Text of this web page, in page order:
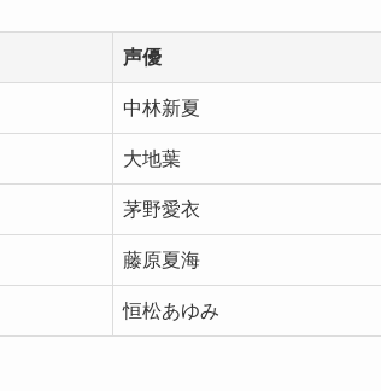
声優
中林新夏
大地葉
茅野愛衣
藤原夏海
恒松あゆみ